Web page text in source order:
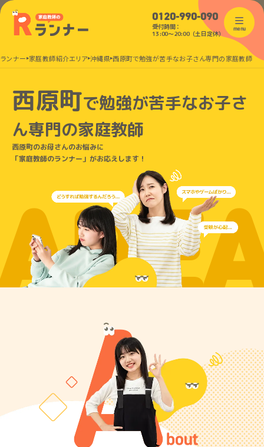
0120-990-090
受付時間：
13:00〜20:00（土日定休）
menu
ンナー 家庭教師紹介エリア 沖縄県 西原町で勉強が苦手なお子さん専門の家庭教師
西原町で勉強が苦手なお子さ
ん専門の家庭教師
西原町のお母さんのお悩みに
「家庭教師のランナー」がお応えします！